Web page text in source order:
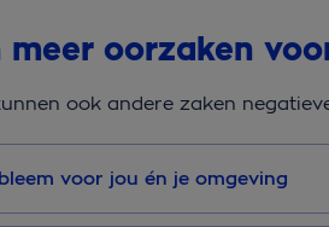
meer oorzaken
ook andere zaken
voor jou én je omgeving